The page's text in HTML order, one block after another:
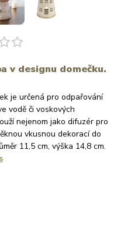
v designu domečku.
je určená pro odpařování
vodě či voskových
nejenom jako difuzér pro
vkusnou dekorací do
11,5 cm, výška 14,8 cm.